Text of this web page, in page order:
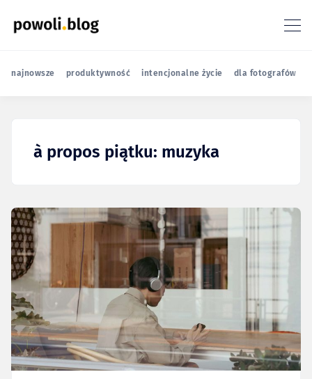
najnowsze produktywność intencjonalne życie dla fotografów
à propos piątku: muzyka